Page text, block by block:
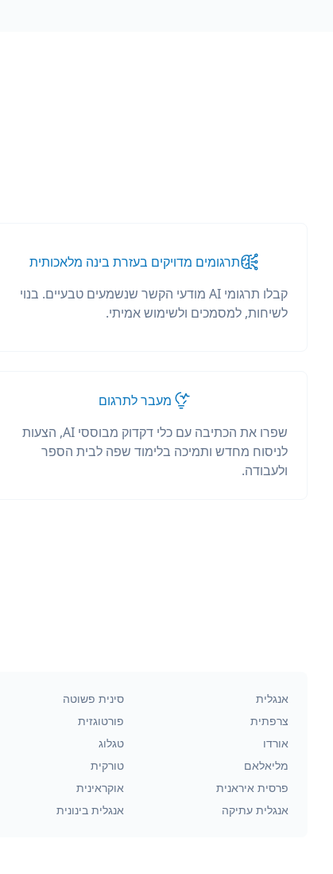
תרגומים מדויקים בעזרת בינה מלאכותית
קבלו תרגומי AI מודעי הקשר שנשמעים טבעיים. בנוי
לשיחות, למסמכים ולשימוש אמיתי.
מעבר לתרגום
שפרו את הכתיבה עם כלי דקדוק מבוססי AI, הצעות
לניסוח מחדש ותמיכה בלימוד שפה לבית הספר
ולעבודה.
אנגלית סינית פשוטה
צרפתית
פורטוגזית
אורדו
טגלוג
מליאלאם
טורקית
פרסית איראנית
אוקראינית
אנגלית עתיקה
אנגלית בינונית